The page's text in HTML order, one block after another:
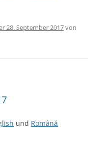
28. September 2017von
und Română